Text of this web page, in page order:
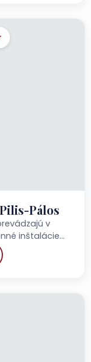
Pálos
v
inštalácie
podnet v